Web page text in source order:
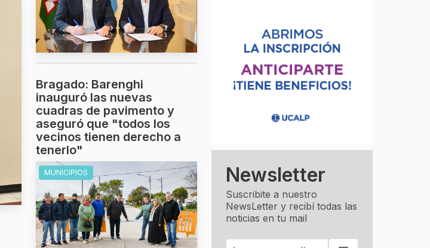
Bragado: Barenghi
inauguró las nuevas
cuadras de pavimento y
aseguró que "todos los
vecinos tienen derecho a
tenerlo"
MUNICIPIOS Newsletter
Suscribite a nuestro
NewsLetter y recibí todas las
noticias en tu mail